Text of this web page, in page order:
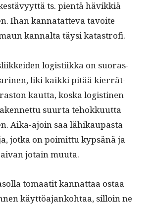
ts. pien­tä hävikkiä
Ihan kan­natat­te­va tavoite
kannal­ta täysi katastrofi.
logis­ti­ik­ka on suo­ras­
liki kaik­ki pitää kier­rät­
kaut­ta, kos­ka logisti­nen
suur­ta tehokku­ut­ta
Aika-ajoin saa lähikau­pas­ta
jot­ka on poimit­tu kyp­sänä ja
jotain muuta.
tomaatit kan­nat­taa ostaa
käyt­töa­janko­htaa, sil­loin ne